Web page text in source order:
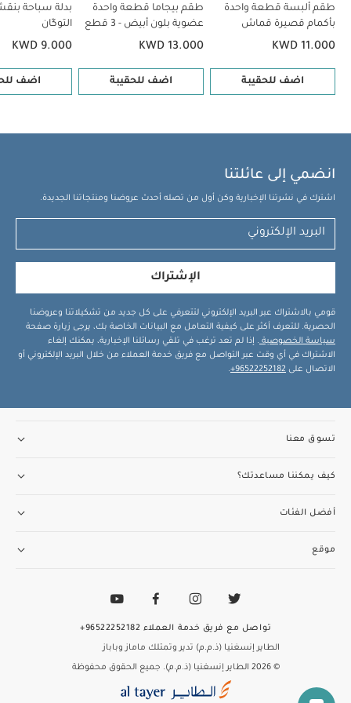
لهايات بيبس كولور لاتكس مقاس 1 وردي مضيء/ فانيليا مضيء- قطعتان
مقعد سيارة سايبكس آتون 5- أسود
طقم ألبسة قطعة واحدة
بأكمام قصيرة قماش
عضوي بلون أبيض - 5 قطع
KWD 11.000
اضف للحقيبة
طقم بيجاما قطعة واحدة
عضوية بلون أبيض - 3 قطع
KWD 13.000
اضف للحقيبة
بدلة سباحة
التوكّان
KWD 9.000
اضف
انضمي إلى عائلتنا
اشترك في نشرتنا الإخبارية وكن أول من تصله أحدث عروضنا ومنتجاتنا الجديدة.
الإشتراك
قومي بالاشتراك عبر البريد الإلكتروني لتتعرفي على كل جديد من تشكيلاتنا وعروضنا
الحصرية. للتعرف أكثر على كيفية التعامل مع البيانات الخاصة بك، يرجى زيارة صفحة
سياسة الخصوصية . إذا لم تعد ترغب في تلقي رسائلنا الإخبارية، يمكنك إلغاء
الاشتراك في أي وقت عبر التواصل مع فريق خدمة العملاء من خلال البريد الإلكتروني أو
الاتصال على 96522252182+
.
تسوق معنا
كيف يمكننا مساعدتك؟
أفضل الفئات
موقع
الطاير إنسغنيا (ذ.م.م) تدير وتمتلك ماماز وباباز
© 2026 الطاير إنسغنيا (ذ.م.م). جميع الحقوق محفوظة
تواصل مع فريق خدمة العملاء 96522252182+